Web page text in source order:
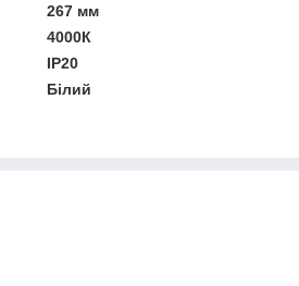
267 мм
4000К
IP20
Білий